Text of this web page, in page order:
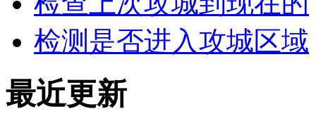
检测是否进入攻城区域
最近更新